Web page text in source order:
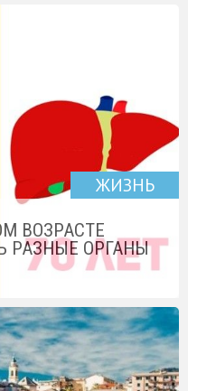
ЖИЗНЬ
ВОЗРАСТЕ
РАЗНЫЕ ОРГАНЫ